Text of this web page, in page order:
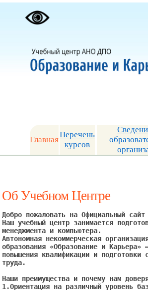
Главная
Перечень
курсов
Об Учебном Центре
Добро пожаловать на Официальный
Наш учебный центр занимается
менеджмента и компьютера.
Автономная некоммерческая
образования «Образование и
повышения квалификации и подготовки
труда.
Наши преимущества и почему нам
1.Ориентация на различный уровень